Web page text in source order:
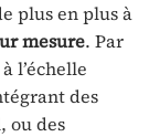
plus en plus à
mesure. Par
l’échelle
des
ou des